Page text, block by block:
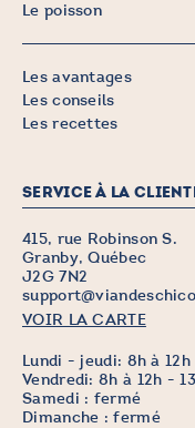
Le poisson
Les avantages
Les conseils
Les recettes
SERVICE À LA
415, rue Robinson S.
Granby, Québec
J2G 7N2
VOIR LA CARTE
Lundi - jeudi: 8h à 12h
Vendredi: 8h à 12h -
Samedi : fermé
Dimanche : fermé